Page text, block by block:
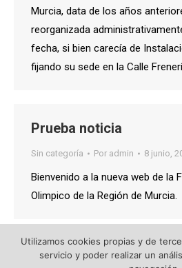
Murcia, data de los años
reorganizada
fecha, si bien carecía de
fijando su sede en la Calle
Prueba noticia
Sin categoría Por admin 8 junio,
Bienvenido a la nueva web de la
Olimpico de la Región de Murcia.
Utilizamos cookies propias y de
servicio y poder realizar un